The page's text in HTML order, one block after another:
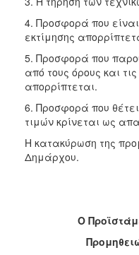
4. Προσφορά που
εκτίμησης
5. Προσφορά που
από τους όρους και
απορρίπτεται.
6. Προσφορά που
τιμών κρίνεται ως
Η κατακύρωση της
Δημάρχου.
Ο